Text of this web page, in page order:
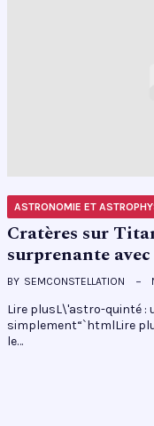
ASTRONOMIE ET
Cratères sur
surprenante
BY SEMCONSTELLATION
Lire plusL\'astro-quinté :
simplement“`htmlLire
le…